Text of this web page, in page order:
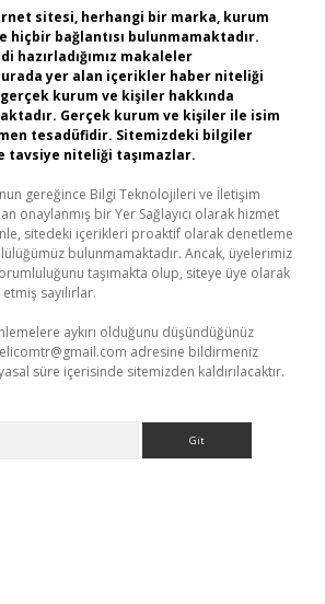
sitesi, herhangi bir marka, kurum
hiçbir bağlantısı bulunmamaktadır.
hazırladığımız makaleler
yer alan içerikler haber niteliği
kurum ve kişiler hakkında
Gerçek kurum ve kişiler ile isim
tesadüfidir. Sitemizdeki bilgiler
tavsiye niteliği taşımazlar.
gereğince Bilgi Teknolojileri ve İletişim
onaylanmış bir Yer Sağlayıcı olarak hizmet
sitedeki içerikleri proaktif olarak denetleme
bulunmamaktadır. Ancak, üyelerimiz
taşımakta olup, siteye üye olarak
sayılırlar.
aykırı olduğunu düşündüğünüz
adresine bildirmeniz
süre içerisinde sitemizden kaldırılacaktır.